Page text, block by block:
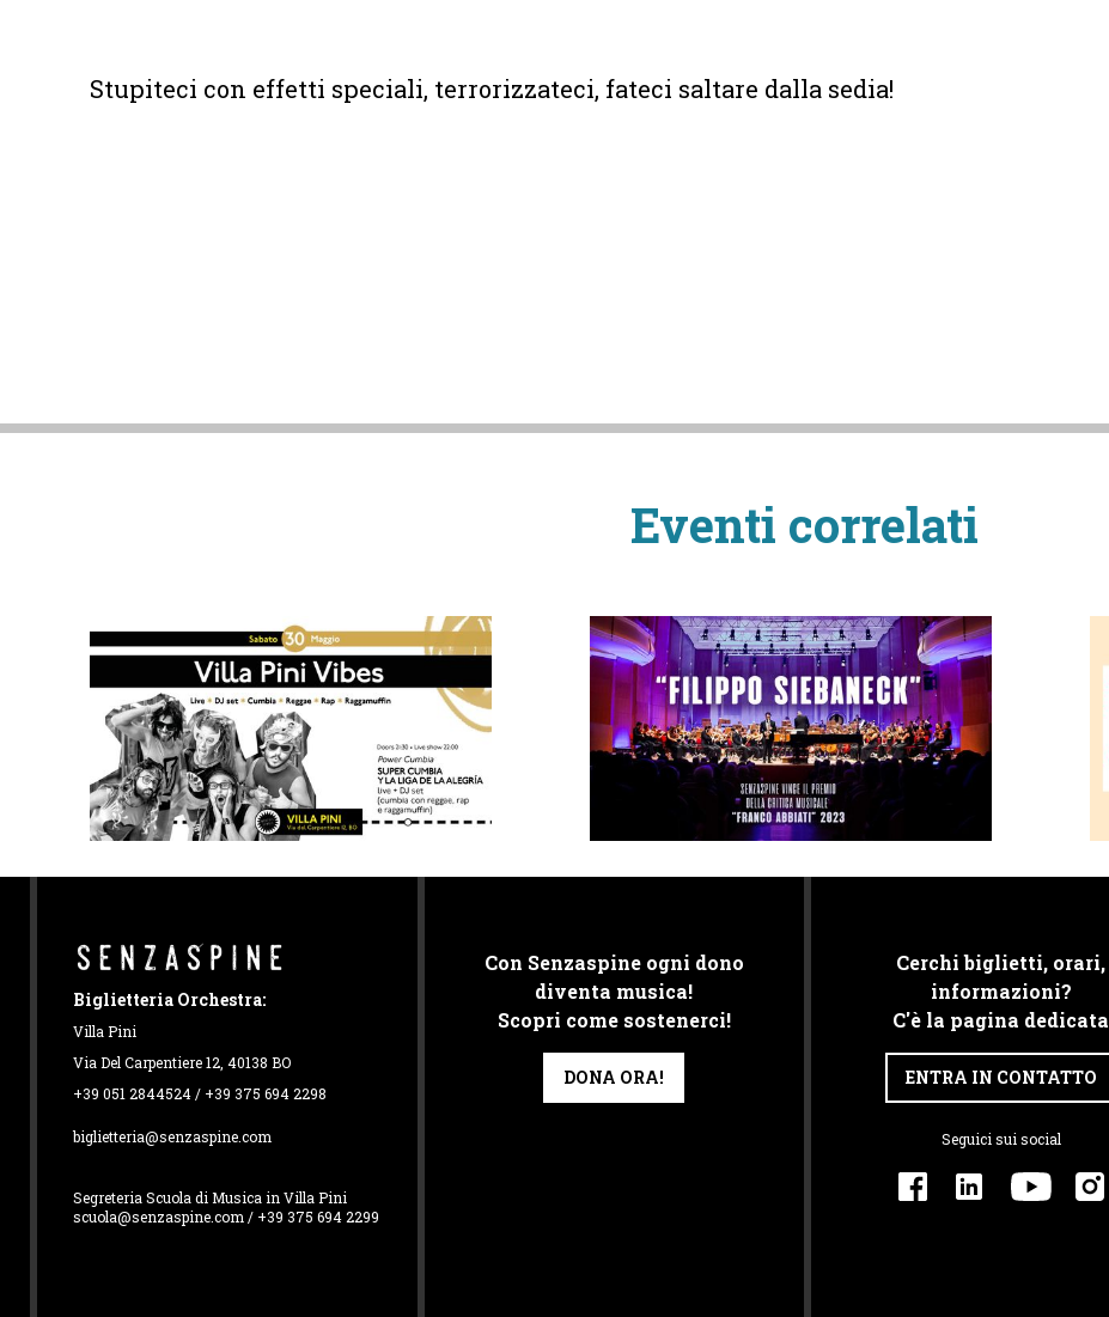
Stupiteci con effetti speciali, terrorizzateci, fateci saltare dalla sedia!
Eventi correlati
Biglietteria Orchestra:
Villa Pini
Via Del Carpentiere 12, 40138 BO
+39 051 2844524 / +39 375 694 2298
biglietteria@senzaspine.com
Segreteria Scuola di Musica in Villa Pini
scuola@senzaspine.com / +39 375 694 2299
Con Senzaspine ogni dono
diventa musica!
Scopri come sostenerci!
DONA ORA!
Cerchi biglietti, orari,
informazioni?
C'è la pagina dedicata
ENTRA IN CONTATTO
Seguici sui social